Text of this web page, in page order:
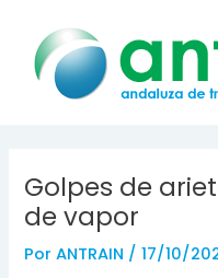
contenido
Golpes de
de vapor
PorANTRAIN /17/10/
de
entradas